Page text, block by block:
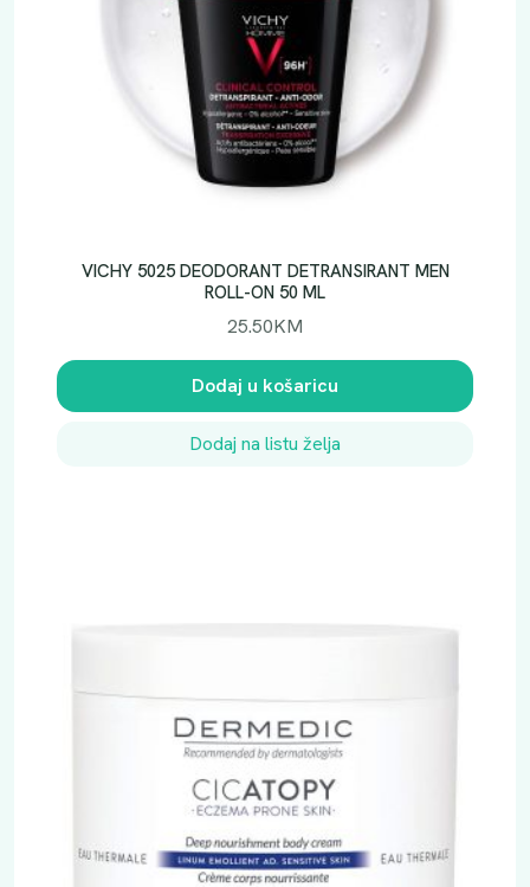
VICHY 5025 DEODORANT DETRANSIRANT MEN
ROLL-ON 50 ML
25.50KM
Dodaj u košaricu
Dodaj na listu želja